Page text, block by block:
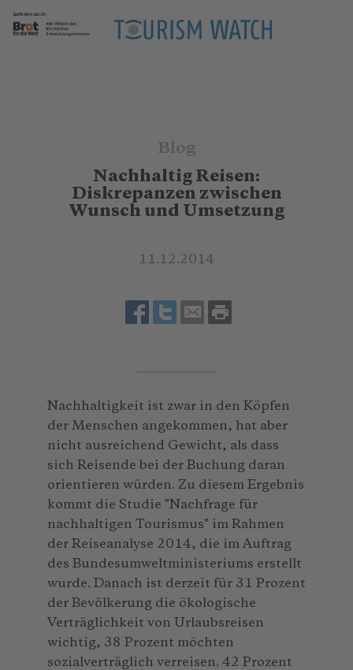
Blog
Nachhaltig Reisen:
Diskrepanzen zwischen
Wunsch und Umsetzung
11.12.2014
Nachhaltigkeit ist zwar in den Köpfen
der Menschen angekommen, hat aber
nicht ausreichend Gewicht, als dass
sich Reisende bei der Buchung daran
orientieren würden. Zu diesem Ergebnis
kommt die Studie "Nachfrage für
nachhaltigen Tourismus" im Rahmen
der Reiseanalyse 2014, die im Auftrag
des Bundesumweltministeriums erstellt
wurde. Danach ist derzeit für 31 Prozent
der Bevölkerung die ökologische
Verträglichkeit von Urlaubsreisen
wichtig, 38 Prozent möchten
sozialverträglich verreisen. 42 Prozent